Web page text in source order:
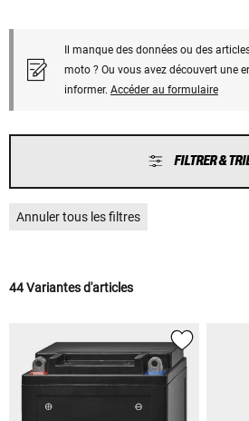
Il manque des données ou des
moto ? Ou vous avez découvert une
informer. Accéder au formulaire
FILTRER &
Annuler tous les filtres
44 Variantes d'articles